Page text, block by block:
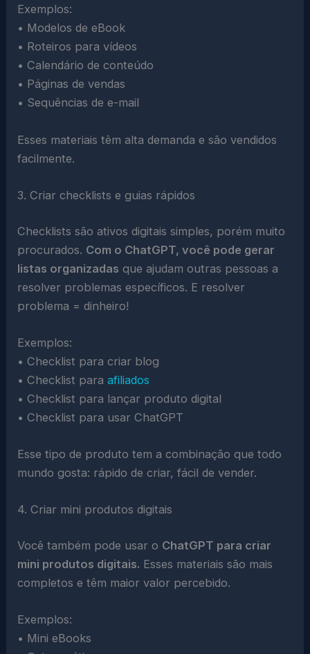
Exemplos:
• Modelos de eBook
• Roteiros para vídeos
• Calendário de conteúdo
• Páginas de vendas
• Sequências de e-mail
Esses materiais têm alta demanda e são vendidos
facilmente.
3. Criar checklists e guias rápidos
Checklists são ativos digitais simples, porém muito
procurados. Com o ChatGPT, você pode gerar
listas organizadas que ajudam outras pessoas a
resolver problemas específicos. E resolver
problema = dinheiro!
Exemplos:
• Checklist para criar blog
• Checklist paraafiliados
• Checklist para lançar produto digital
• Checklist para usar ChatGPT
Esse tipo de produto tem a combinação que todo
mundo gosta: rápido de criar, fácil de vender.
4. Criar mini produtos digitais
Você também pode usar o ChatGPT para criar
mini produtos digitais. Esses materiais são mais
completos e têm maior valor percebido.
Exemplos:
• Mini eBooks